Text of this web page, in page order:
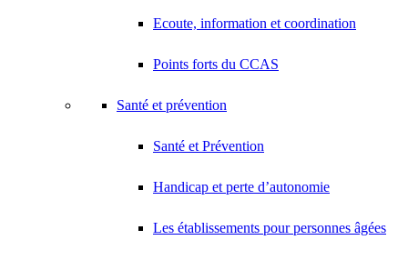
Ecoute, information et coordination
Points forts du CCAS
Santé et prévention
Santé et Prévention
Handicap et perte d’autonomie
Les établissements pour personnes âgées